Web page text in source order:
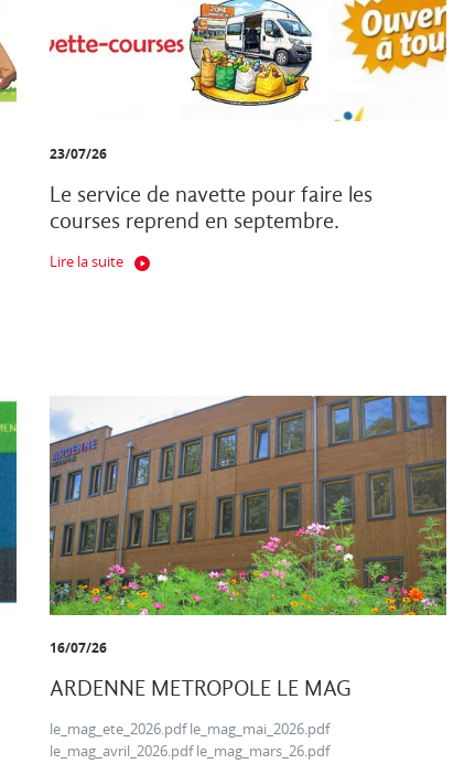
23/07/26
Le service de navette pour faire les
courses reprend en septembre.
Lire la suite
16/07/26
ARDENNE METROPOLE LE MAG
le_mag_ete_2026.pdf le_mag_mai_2026.pdf
le_mag_avril_2026.pdf le_mag_mars_26.pdf